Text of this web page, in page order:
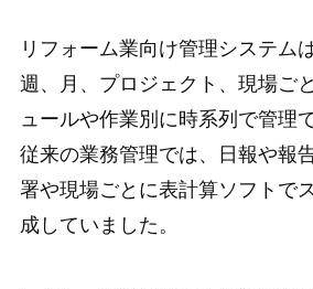
リフォーム業向け管理システム
週、月、プロジェクト、現場ご
ュールや作業別に時系列で管理
従来の業務管理では、日報や報
署や現場ごとに表計算ソフトで
成していました。